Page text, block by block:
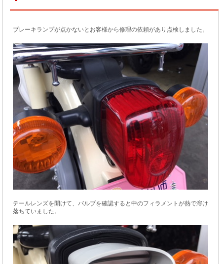
ブレーキランプが点かないとお客様から修理の依頼があり点検しました。
テールレンズを開けて、バルブを確認すると中のフィラメントが熱で溶け
落ちていました。